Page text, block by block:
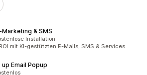
& SMS
insgesamtInstallation
mit KI-gestützten E-Mails, SMS & Services.
Email Popup